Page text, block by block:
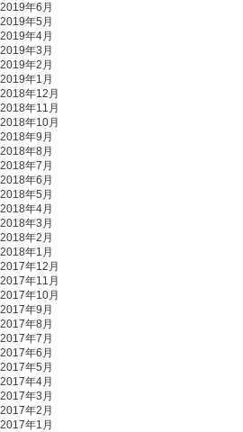
2019年6月
2019年5月
2019年4月
2019年3月
2019年2月
2019年1月
2018年12月
2018年11月
2018年10月
2018年9月
2018年8月
2018年7月
2018年6月
2018年5月
2018年4月
2018年3月
2018年2月
2018年1月
2017年12月
2017年11月
2017年10月
2017年9月
2017年8月
2017年7月
2017年6月
2017年5月
2017年4月
2017年3月
2017年2月
2017年1月